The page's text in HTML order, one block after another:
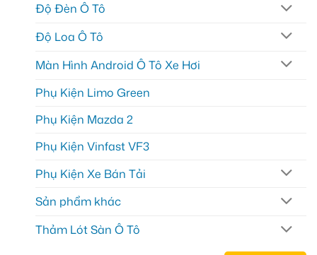
Độ Đèn Ô Tô
Độ Loa Ô Tô
Màn Hình Android Ô Tô Xe Hơi
Phụ Kiện Limo Green
Phụ Kiện Mazda 2
Phụ Kiện Vinfast VF3
Phụ Kiện Xe Bán Tải
Sản phẩm khác
Thảm Lót Sàn Ô Tô